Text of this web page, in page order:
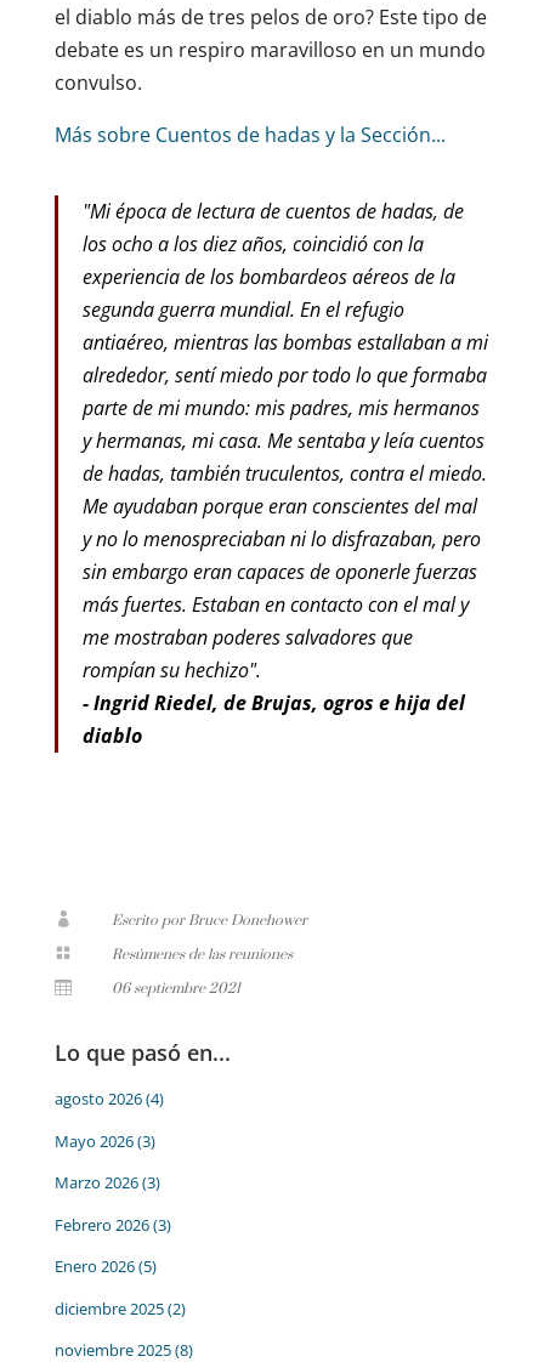
el diablo más de tres pelos de oro? Este tipo de
debate es un respiro maravilloso en un mundo
convulso.
Más sobre Cuentos de hadas y la Sección...
"Mi época de lectura de cuentos de hadas, de
los ocho a los diez años, coincidió con la
experiencia de los bombardeos aéreos de la
segunda guerra mundial. En el refugio
antiaéreo, mientras las bombas estallaban a mi
alrededor, sentí miedo por todo lo que formaba
parte de mi mundo: mis padres, mis hermanos
y hermanas, mi casa. Me sentaba y leía cuentos
de hadas, también truculentos, contra el miedo.
Me ayudaban porque eran conscientes del mal
y no lo menospreciaban ni lo disfrazaban, pero
sin embargo eran capaces de oponerle fuerzas
más fuertes. Estaban en contacto con el mal y
me mostraban poderes salvadores que
rompían su hechizo".
- Ingrid Riedel, de Brujas, ogros e hija del
diablo
 Escrito por Bruce Donehower
 Resúmenes de las reuniones
 06 septiembre 2021
Lo que pasó en...
agosto 2026(4)
Mayo 2026(3)
Marzo 2026(3)
Febrero 2026(3)
Enero 2026(5)
diciembre 2025(2)
noviembre 2025(8)